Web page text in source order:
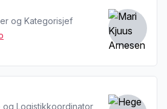
og Kategorisjef
og Logistikkoordinator